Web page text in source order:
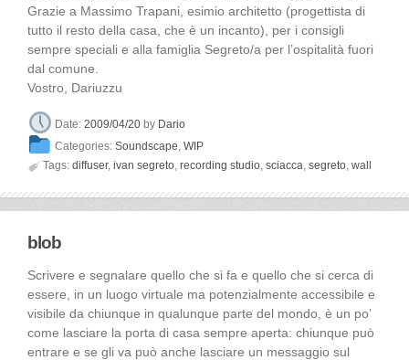
Grazie a Massimo Trapani, esimio architetto (progettista di
tutto il resto della casa, che è un incanto), per i consigli
sempre speciali e alla famiglia Segreto/a per l’ospitalità fuori
dal comune.
Vostro, Dariuzzu
Date:2009/04/20 by Dario
Categories:Soundscape,WIP
 Tags: diffuser, ivan segreto recording studio sciacca segreto wall
blob
Scrivere e segnalare quello che si fa e quello che si cerca di
essere, in un luogo virtuale ma potenzialmente accessibile e
visibile da chiunque in qualunque parte del mondo, è un po’
come lasciare la porta di casa sempre aperta: chiunque può
entrare e se gli va può anche lasciare un messaggio sul